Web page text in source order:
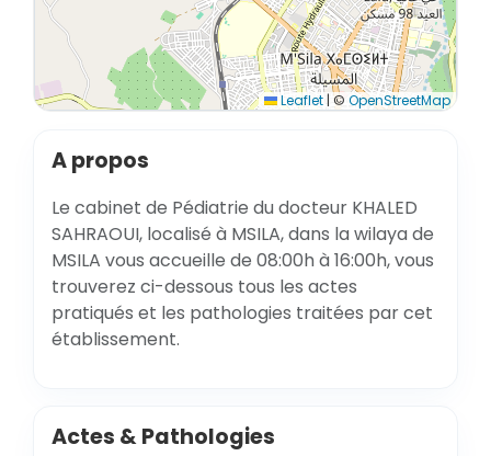
Leaflet | © OpenStreetMap
A propos
Le cabinet de Pédiatrie du docteur KHALED
SAHRAOUI, localisé à MSILA, dans la wilaya de
MSILA vous accueille de 08:00h à 16:00h, vous
trouverez ci-dessous tous les actes
pratiqués et les pathologies traitées par cet
établissement.
Actes & Pathologies